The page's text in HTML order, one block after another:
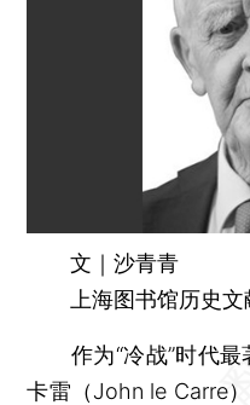
文｜沙青青
上海图书馆历史文
作为“冷战”时代最
卡雷（John le Carre